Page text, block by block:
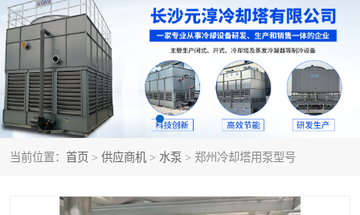
当前位置： 首页 > 供应商机 > 水泵 > 郑州冷却塔用泵型号
方形开式冷却塔 圆形冷却塔
闭式冷却塔 水箱
电控箱 水泵
板式换热器